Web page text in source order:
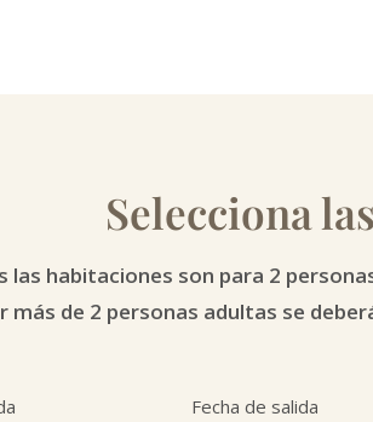
Selecciona
las habitaciones son para 2
más de 2 personas adultas se
Fecha de salida